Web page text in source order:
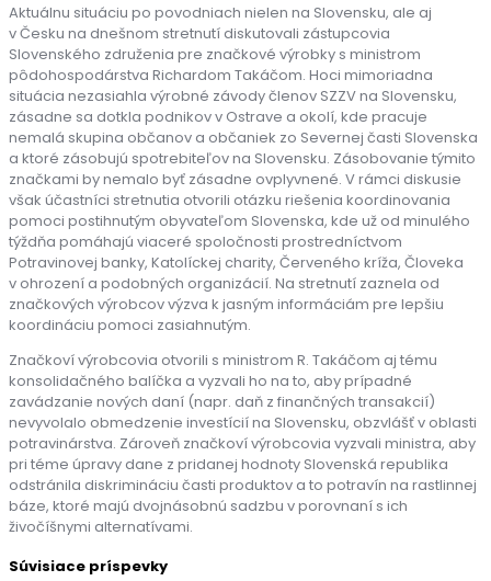
Aktuálnu situáciu po povodniach nielen na Slovensku, ale aj
v Česku na dnešnom stretnutí diskutovali zástupcovia
Slovenského združenia pre značkové výrobky s ministrom
pôdohospodárstva Richardom Takáčom. Hoci mimoriadna
situácia nezasiahla výrobné závody členov SZZV na Slovensku,
zásadne sa dotkla podnikov v Ostrave a okolí, kde pracuje
nemalá skupina občanov a občaniek zo Severnej časti Slovenska
a ktoré zásobujú spotrebiteľov na Slovensku. Zásobovanie týmito
značkami by nemalo byť zásadne ovplyvnené. V rámci diskusie
však účastníci stretnutia otvorili otázku riešenia koordinovania
pomoci postihnutým obyvateľom Slovenska, kde už od minulého
týždňa pomáhajú viaceré spoločnosti prostredníctvom
Potravinovej banky, Katolíckej charity, Červeného kríža, Človeka
v ohrození a podobných organizácií. Na stretnutí zaznela od
značkových výrobcov výzva k jasným informáciám pre lepšiu
koordináciu pomoci zasiahnutým.
Značkoví výrobcovia otvorili s ministrom R. Takáčom aj tému
konsolidačného balíčka a vyzvali ho na to, aby prípadné
zavádzanie nových daní (napr. daň z finančných transakcií)
nevyvolalo obmedzenie investícií na Slovensku, obzvlášť v oblasti
potravinárstva. Zároveň značkoví výrobcovia vyzvali ministra, aby
pri téme úpravy dane z pridanej hodnoty Slovenská republika
odstránila diskrimináciu časti produktov a to potravín na rastlinnej
báze, ktoré majú dvojnásobnú sadzbu v porovnaní s ich
živočíšnymi alternatívami.
Súvisiace príspevky